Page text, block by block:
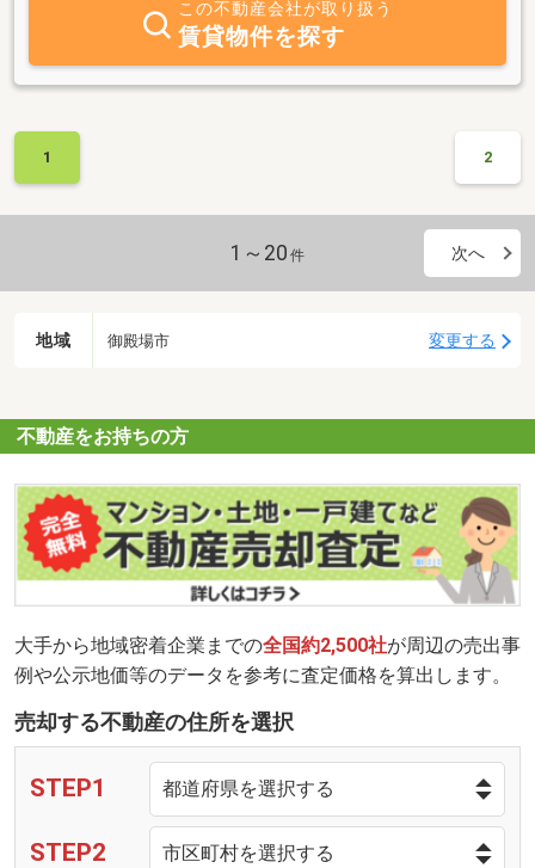
この不動産会社が取り扱う
賃貸物件を探す
1 2
1～20 件 次へ
地域 御殿場市 変更する
不動産をお持ちの方
大手から地域密着企業までの全国約2,500社が周辺の売出事
例や公示地価等のデータを参考に査定価格を算出します。
売却する不動産の住所を選択
STEP1
STEP2